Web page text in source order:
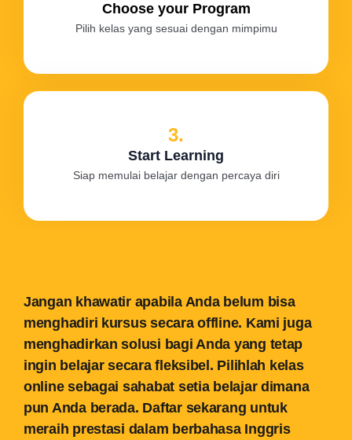
Choose your Program
Pilih kelas yang sesuai dengan mimpimu
3.
Start Learning
Siap memulai belajar dengan percaya diri
Jangan khawatir apabila Anda belum bisa
menghadiri kursus secara offline. Kami juga
menghadirkan solusi bagi Anda yang tetap
ingin belajar secara fleksibel. Pilihlah kelas
online sebagai sahabat setia belajar dimana
pun Anda berada. Daftar sekarang untuk
meraih prestasi dalam berbahasa Inggris